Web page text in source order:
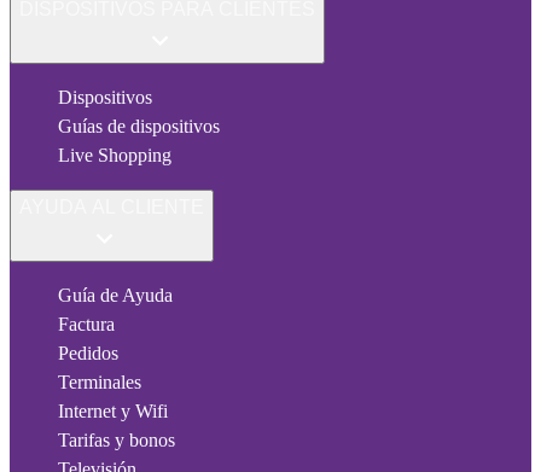
Dispositivos
Guías de dispositivos
Live Shopping
Guía de Ayuda
Factura
Pedidos
Terminales
Internet y Wifi
Tarifas y bonos